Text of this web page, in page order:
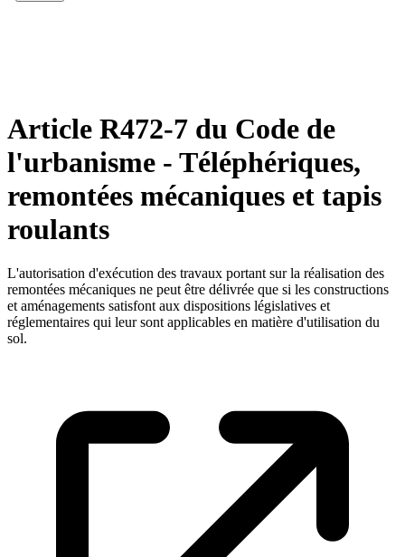
Article R472-7 du Code de
l'urbanisme - Téléphériques,
remontées mécaniques et tapis
roulants
L'autorisation d'exécution des travaux portant sur la réalisation des
remontées mécaniques ne peut être délivrée que si les constructions
et aménagements satisfont aux dispositions législatives et
réglementaires qui leur sont applicables en matière d'utilisation du
sol.